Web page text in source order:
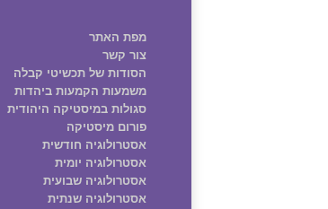
מפת האתר
צור קשר
הסודות של תכשיטי קבלה
משמעות הקמעות ביהדות
סגולות במיסטיקה היהודית
פורום מיסטיקה
אסטרולוגיה חודשית
אסטרולוגיה יומית
אסטרולוגיה שבועית
אסטרולוגיה שנתית